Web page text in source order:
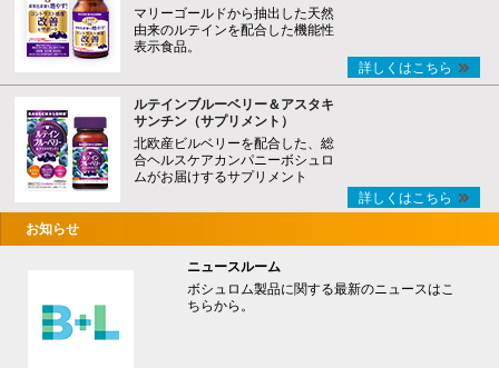
マリーゴールドから抽出した天然
由来のルテインを配合した機能性
表示食品。
詳しくはこちら
ルテインブルーベリー＆アスタキ
サンチン（サプリメント）
北欧産ビルベリーを配合した、総
合ヘルスケアカンパニーボシュロ
ムがお届けするサプリメント
詳しくはこちら
お知らせ
ニュースルーム
ボシュロム製品に関する最新のニュースはこ
ちらから。